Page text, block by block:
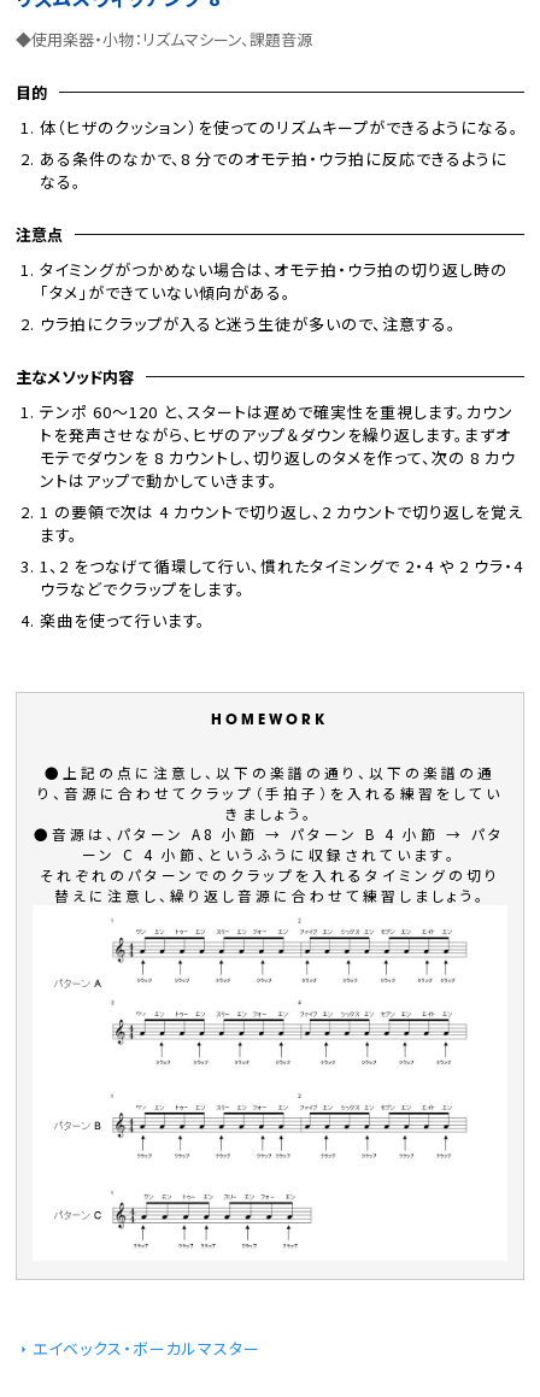
◆使用楽器・小物：リズムマシーン、課題音源
目的
体（ヒザのクッション）を使ってのリズムキープができるようになる。
ある条件のなかで、8 分でのオモテ拍・ウラ拍に反応できるように
なる。
注意点
タイミングがつかめない場合は、オモテ拍・ウラ拍の切り返し時の
「タメ」ができていない傾向がある。
ウラ拍にクラップが入ると迷う生徒が多いので、注意する。
主なメソッド内容
テンポ 60～120 と、スタートは遅めで確実性を重視します。カウン
トを発声させながら、ヒザのアップ＆ダウンを繰り返します。まずオ
モテでダウンを 8 カウントし、切り返しのタメを作って、次の 8 カウ
ントはアップで動かしていきます。
1 の要領で次は 4 カウントで切り返し、2 カウントで切り返しを覚え
ます。
1、2 をつなげて循環して行い、慣れたタイミングで 2・4 や 2 ウラ・4
ウラなどでクラップをします。
楽曲を使って行います。
●上記の点に注意し、以下の楽譜の通り、以下の楽譜の通
り、音源に合わせてクラップ（手拍子）を入れる練習をしてい
きましょう。
●音源は、パターン A8 小節 → パターン B 4 小節 → パタ
ーン C 4 小節、というふうに収録されています。
それぞれのパターンでのクラップを入れるタイミングの切り
替えに注意し、繰り返し音源に合わせて練習しましょう。
エイベックス・ボーカルマスター